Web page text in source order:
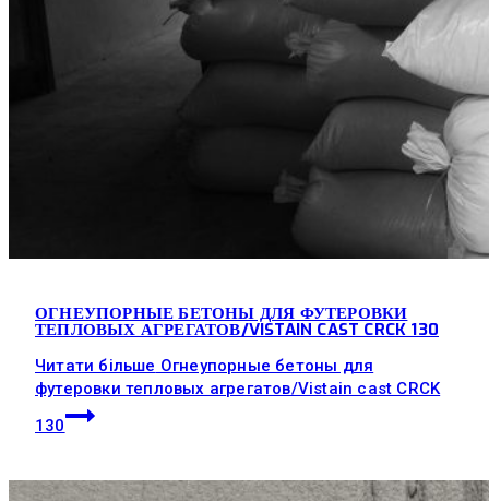
ОГНЕУПОРНЫЕ БЕТОНЫ ДЛЯ ФУТЕРОВКИ
ТЕПЛОВЫХ АГРЕГАТОВ/VISTAIN CAST CRCK 130
Читати більше Огнеупорные бетоны для
футеровки тепловых агрегатов/Vistain cast CRCK
130